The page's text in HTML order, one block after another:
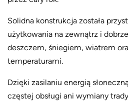
Solidna konstrukcja została
użytkowania na zewnątrz i
deszczem, śniegiem, wiatrem
temperaturami.
Dzięki zasilaniu energią
częstej obsługi ani wymiany